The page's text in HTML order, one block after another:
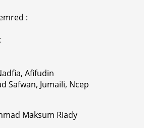
:
Afifudin
Safwan, Jumaili, Ncep
Maksum Riady